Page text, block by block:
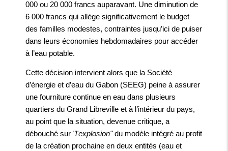
000 ou 20 000 francs auparavant. Une diminution de
6 000 francs qui allège significativement le budget
des familles modestes, contraintes jusqu’ici de puiser
dans leurs économies hebdomadaires pour accéder
à l’eau potable.
Cette décision intervient alors que la Société
d’énergie et d’eau du Gabon (SEEG) peine à assurer
une fourniture continue en eau dans plusieurs
quartiers du Grand Libreville et à l’intérieur du pays,
au point que la situation, devenue critique, a
débouché sur "l'explosion"du modèle intégré au profit
de la création prochaine en deux entités (eau et